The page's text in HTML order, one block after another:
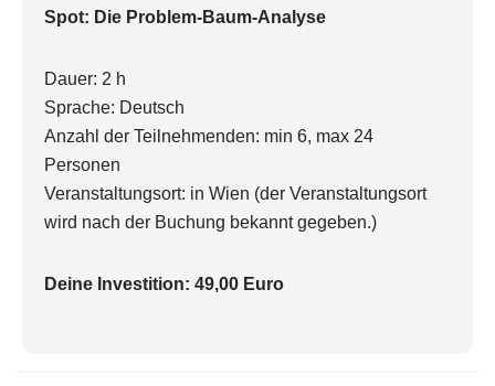
Spot: Die Problem-Baum-Analyse
Dauer: 2 h
Sprache: Deutsch
Anzahl der Teilnehmenden: min 6, max 24
Personen
Veranstaltungsort: in Wien (der Veranstaltungsort
wird nach der Buchung bekannt gegeben.)
Deine Investition: 49,00 Euro